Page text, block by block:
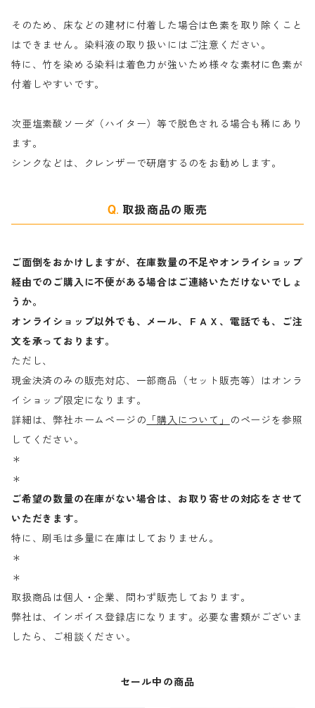
ハ行
マ行
綿・麻を染める染料
絹・羊毛を染める染料
そのため、床などの建材に付着した場合は色素を取り除くこと
はできません。染料液の取り扱いにはご注意ください。
特に、竹を染める染料は着色力が強いため様々な素材に色素が
付着しやすいです。
次亜塩素酸ソーダ（ハイター）等で脱色される場合も稀にあり
ます。
シンクなどは、クレンザーで研磨するのをお勧めします。
取扱商品の販売
ご面倒をおかけしますが、在庫数量の不足やオンライショップ
経由でのご購入に不便がある場合はご連絡いただけないでしょ
うか。
オンライショップ以外でも、メール、ＦＡＸ、電話でも、ご注
文を承っております。
ただし、
現金決済のみの販売対応、一部商品（セット販売等）はオンラ
イショップ限定になります。
詳細は、弊社ホームページの 「購入について」
のページを参照
してください。
＊
＊
ご希望の数量の在庫がない場合は、お取り寄せの対応をさせて
いただきます。
特に、刷毛は多量に在庫はしておりません。
＊
＊
取扱商品は個人・企業、問わず販売しております。
弊社は、インボイス登録店になります。必要な書類がございま
したら、ご相談ください。
セール中の商品